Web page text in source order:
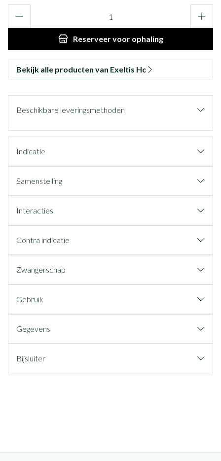
Reserveervoor ophaling
Bekijk alle producten van Exeltis Hc
Beschikbare leveringsmethoden
Indicatie
Samenstelling
Interacties
Contra indicatie
Zwangerschap
Gebruik
Gegevens
Bijsluiter